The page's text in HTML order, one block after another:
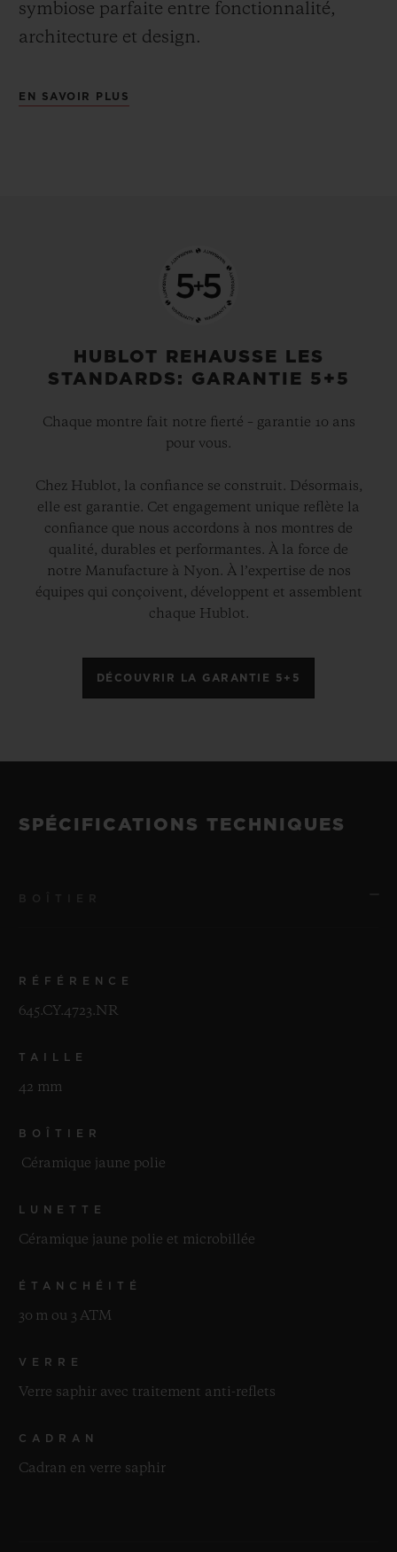
symbiose parfaite entre fonctionnalité,
architecture et design.
EN SAVOIR PLUS
HUBLOT REHAUSSE LES
STANDARDS: GARANTIE 5+5
Chaque montre fait notre fierté – garantie 10 ans
pour vous.
Chez Hublot, la confiance se construit. Désormais,
elle est garantie. Cet engagement unique reflète la
confiance que nous accordons à nos montres de
qualité, durables et performantes. À la force de
notre Manufacture à Nyon. À l’expertise de nos
équipes qui conçoivent, développent et assemblent
chaque Hublot.
DÉCOUVRIR LA GARANTIE 5+5
SPÉCIFICATIONS TECHNIQUES
RÉFÉRENCE
645.CY.4723.NR
TAILLE
42 mm
BOÎTIER
Céramique jaune polie
LUNETTE
Céramique jaune polie et microbillée
ÉTANCHÉITÉ
30 m ou 3 ATM
VERRE
Verre saphir avec traitement anti-reflets
CADRAN
Cadran en verre saphir